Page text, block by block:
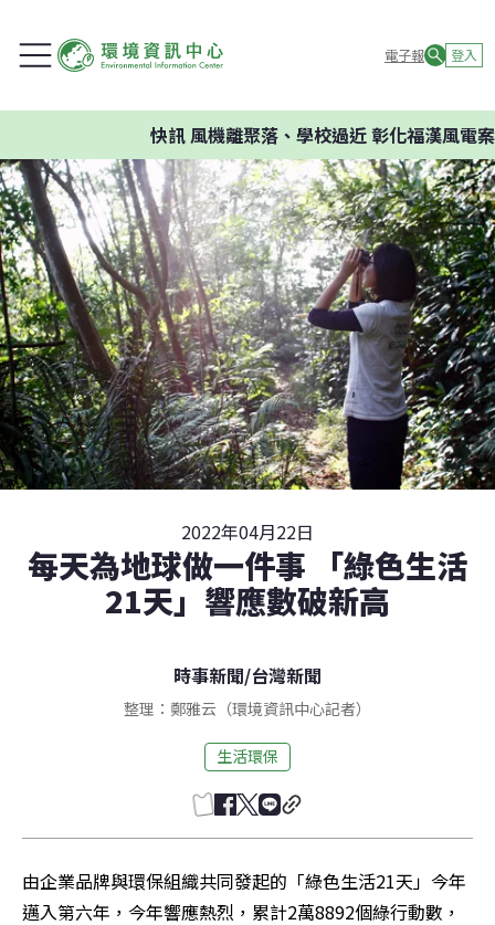
電子報 登入
風機離聚落、學校過近 彰化福漢風電案環委
2022年04月22日
每天為地球做一件事 「綠色生活
21天」響應數破新高
時事新聞/台灣新聞
整理：鄭雅云（環境資訊中心記者）
生活環保
由企業品牌與環保組織共同發起的「綠色生活21天」今年
邁入第六年，今年響應熱烈，累計2萬8892個綠行動數，